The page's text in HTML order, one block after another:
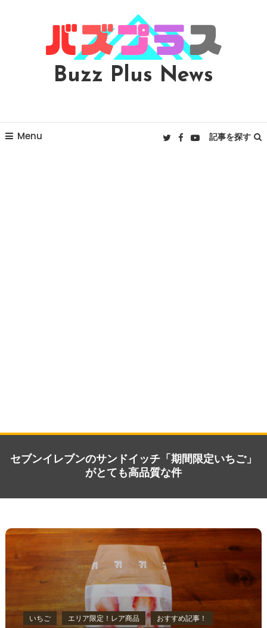
Buzz Plus News
Menu 記事を探す
セブンイレブンのサンドイッチ「期間限定いちご」
がとても高品質な件
いちご エリア限定！レア商品
おすすめ記事！